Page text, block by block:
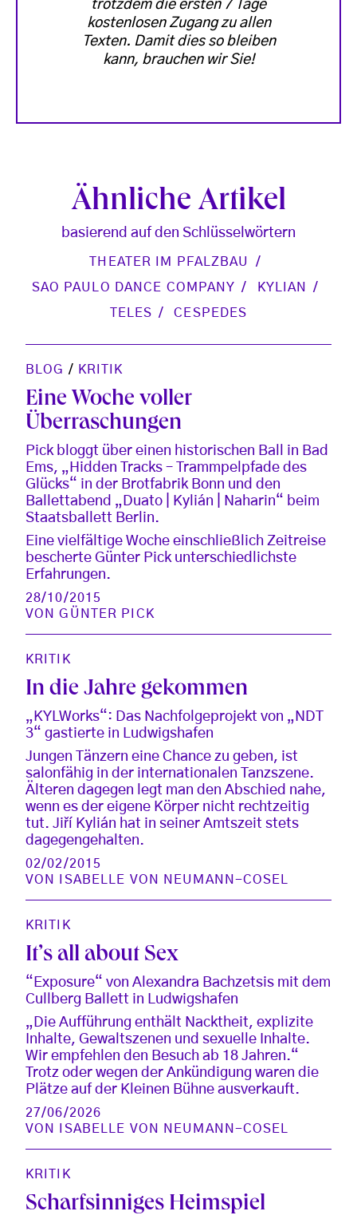
trotzdem die ersten 7 Tage
kostenlosen Zugang zu allen
Texten. Damit dies so bleiben
kann, brauchen wir Sie!
Ähnliche Artikel
basierend auf den Schlüsselwörtern
THEATER IM PFALZBAU
SAO PAULO DANCE COMPANY
KYLIAN
TELES
CESPEDES
BLOG / KRITIK
Eine Woche voller
Überraschungen
Pick bloggt über einen historischen Ball in Bad
Ems, „Hidden Tracks – Trammpelpfade des
Glücks“ in der Brotfabrik Bonn und den
Ballettabend „Duato | Kylián | Naharin“ beim
Staatsballett Berlin.
Eine vielfältige Woche einschließlich Zeitreise
bescherte Günter Pick unterschiedlichste
Erfahrungen.
28/10/2015
VONGÜNTER PICK
KRITIK
In die Jahre gekommen
„KYLWorks“: Das Nachfolgeprojekt von „NDT
3“ gastierte in Ludwigshafen
Jungen Tänzern eine Chance zu geben, ist
salonfähig in der internationalen Tanzszene.
Älteren dagegen legt man den Abschied nahe,
wenn es der eigene Körper nicht rechtzeitig
tut. Jiří Kylián hat in seiner Amtszeit stets
dagegengehalten.
02/02/2015
VON
ISABELLE VON NEUMANN-COSEL
KRITIK
It’s all about Sex
“Exposure“ von Alexandra Bachzetsis mit dem
Cullberg Ballett in Ludwigshafen
„Die Aufführung enthält Nacktheit, explizite
Inhalte, Gewaltszenen und sexuelle Inhalte.
Wir empfehlen den Besuch ab 18 Jahren.“
Trotz oder wegen der Ankündigung waren die
Plätze auf der Kleinen Bühne ausverkauft.
27/06/2026
VON
ISABELLE VON NEUMANN-COSEL
KRITIK
Scharfsinniges Heimspiel